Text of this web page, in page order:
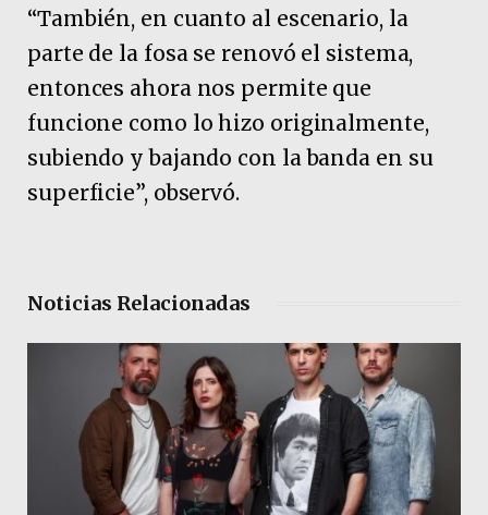
“También, en cuanto al escenario, la
parte de la fosa se renovó el sistema,
entonces ahora nos permite que
funcione como lo hizo originalmente,
subiendo y bajando con la banda en su
superficie”, observó.
Noticias Relacionadas